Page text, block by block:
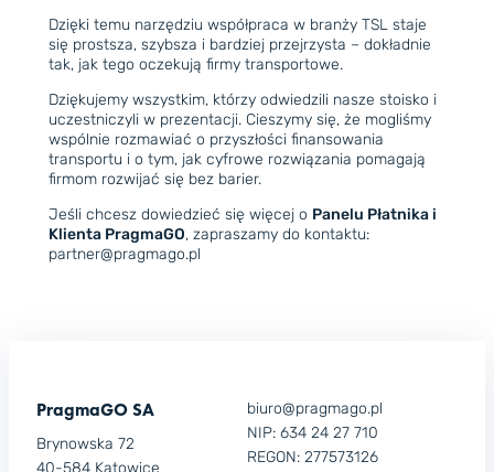
Dzięki temu narzędziu współpraca w branży TSL staje
się prostsza, szybsza i bardziej przejrzysta – dokładnie
tak, jak tego oczekują firmy transportowe.
Dziękujemy wszystkim, którzy odwiedzili nasze stoisko i
uczestniczyli w prezentacji. Cieszymy się, że mogliśmy
wspólnie rozmawiać o przyszłości finansowania
transportu i o tym, jak cyfrowe rozwiązania pomagają
firmom rozwijać się bez barier.
Jeśli chcesz dowiedzieć się więcej o Panelu Płatnika i
Klienta PragmaGO, zapraszamy do kontaktu:
partner@pragmago.pl
PragmaGO SA
Brynowska 72
40-584 Katowice
biuro@pragmago.pl
NIP: 634 24 27 710
REGON: 277573126